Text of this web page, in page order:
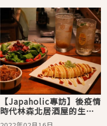
【Japaholic專訪】後疫情
時代林森北居酒屋的生存
法則：野菜家的台灣魂